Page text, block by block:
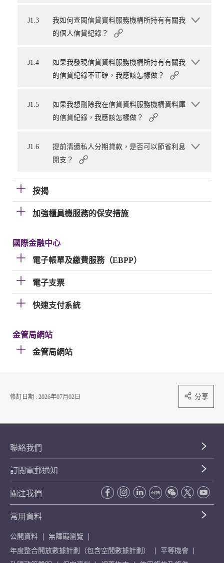
J1.3
我如何查閱信貸資料服務機構所持有有關我
的個人信貸紀錄？
J1.4
如果我發現信貸資料服務機構所持有有關我
的信貸紀錄不正確，我應該怎樣做？
J1.5
如果我想刪除我在信貸資料服務機構資料庫
的信貸紀錄，我應該怎樣做？
J1.6
提前清還私人分期貸款，是否可以節省利息
開支？
按揭
加強櫃員機服務的保安措施
國際金融中心
電子帳單及繳費服務（EBPP）
電子支票
快速支付系統
金管局網站
金管局網站
修訂日期 : 2026年07月02日 分享
聯絡我們
訂閱電郵通知
關注我們
常用資料
公開資料
無障礙瀏覽
年度整合開放數據計劃（包含空間數據計劃）
平等機會